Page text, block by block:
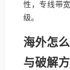
性，专线带
级。
海外怎
与破解